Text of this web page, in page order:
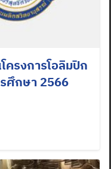
ครงการโอลิมปิก
ศึกษา 2566